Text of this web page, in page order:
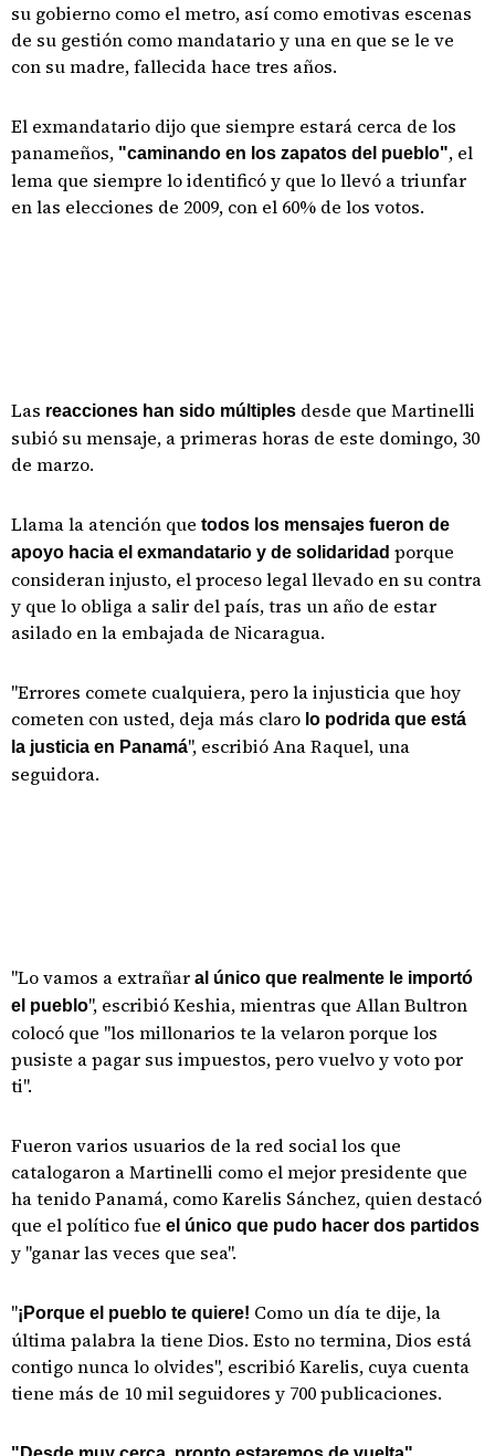
su gobierno como el metro, así como emotivas escenas
de su gestión como mandatario y una en que se le ve
con su madre, fallecida hace tres años.
El exmandatario dijo que siempre estará cerca de los
panameños, "caminando en los zapatos del pueblo", el
lema que siempre lo identificó y que lo llevó a triunfar
en las elecciones de 2009, con el 60% de los votos.
Las reacciones han sido múltiples desde que Martinelli
subió su mensaje, a primeras horas de este domingo, 30
de marzo.
Llama la atención que todos los mensajes fueron de
apoyo hacia el exmandatario y de solidaridad porque
consideran injusto, el proceso legal llevado en su contra
y que lo obliga a salir del país, tras un año de estar
asilado en la embajada de Nicaragua.
"Errores comete cualquiera, pero la injusticia que hoy
cometen con usted, deja más claro lo podrida que está
la justicia en Panamá", escribió Ana Raquel, una
seguidora.
"Lo vamos a extrañar al único que realmente le importó
el pueblo", escribió Keshia, mientras que Allan Bultron
colocó que "los millonarios te la velaron porque los
pusiste a pagar sus impuestos, pero vuelvo y voto por
ti".
Fueron varios usuarios de la red social los que
catalogaron a Martinelli como el mejor presidente que
ha tenido Panamá, como Karelis Sánchez, quien destacó
que el político fue el único que pudo hacer dos partidos
y "ganar las veces que sea".
"¡Porque el pueblo te quiere! Como un día te dije, la
última palabra la tiene Dios. Esto no termina, Dios está
contigo nunca lo olvides", escribió Karelis, cuya cuenta
tiene más de 10 mil seguidores y 700 publicaciones.